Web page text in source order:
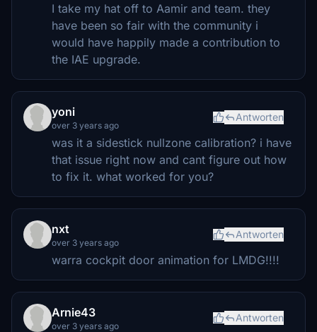
I take my hat off to Aamir and team. they
have been so fair with the community i
would have happily made a contribution to
the IAE upgrade.
yoni
over 3 years ago
Antworten
was it a sidestick nullzone calibration? i have
that issue right now and cant figure out how
to fix it. what worked for you?
nxt
over 3 years ago
Antworten
warra cockpit door animation for LMDG!!!!
Arnie43
over 3 years ago
Antworten